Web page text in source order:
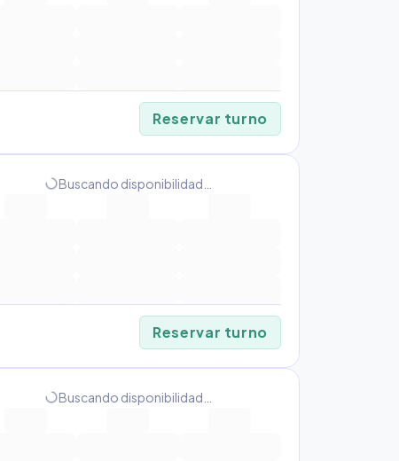
Reservar turno
progress_activityBuscando disponibilidad…
Reservar turno
progress_activityBuscando disponibilidad…